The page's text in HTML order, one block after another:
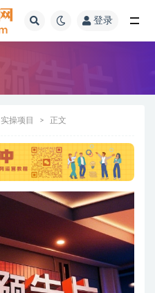
登录
实操项目 正文